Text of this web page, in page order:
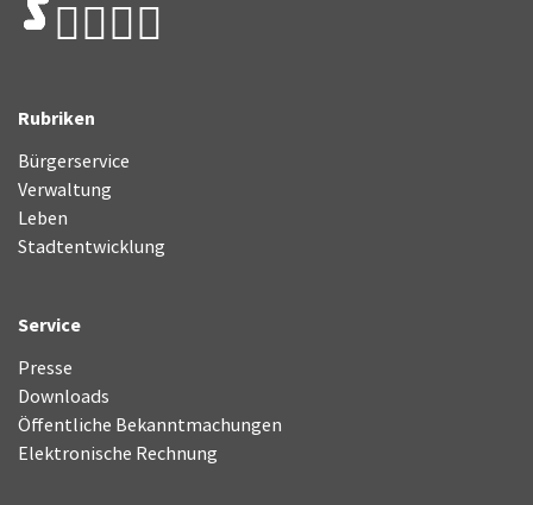
Rubriken
Bürgerservice
Verwaltung
Leben
Stadtentwicklung
Service
Presse
Downloads
Öffentliche Bekanntmachungen
Elektronische Rechnung